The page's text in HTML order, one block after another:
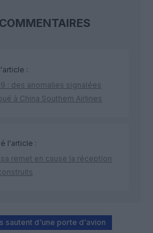
:
: des anomalies signalées
à China Southern Airlines
l'article :
remet en cause la réception
sautent d'une porte d'avion